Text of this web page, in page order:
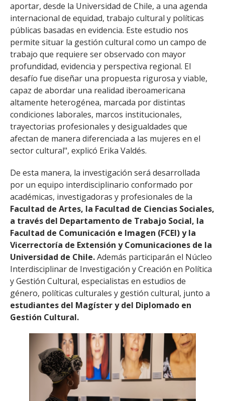
aportar, desde la Universidad de Chile, a una agenda
internacional de equidad, trabajo cultural y políticas
públicas basadas en evidencia. Este estudio nos
permite situar la gestión cultural como un campo de
trabajo que requiere ser observado con mayor
profundidad, evidencia y perspectiva regional. El
desafío fue diseñar una propuesta rigurosa y viable,
capaz de abordar una realidad iberoamericana
altamente heterogénea, marcada por distintas
condiciones laborales, marcos institucionales,
trayectorias profesionales y desigualdades que
afectan de manera diferenciada a las mujeres en el
sector cultural", explicó Erika Valdés.
De esta manera, la investigación será desarrollada
por un equipo interdisciplinario conformado por
académicas, investigadoras y profesionales de la
Facultad de Artes, la Facultad de Ciencias Sociales,
a través del Departamento de Trabajo Social, la
Facultad de Comunicación e Imagen (FCEI) y la
Vicerrectoría de Extensión y Comunicaciones de la
Universidad de Chile.Además participarán el Núcleo
Interdisciplinar de Investigación y Creación en Política
y Gestión Cultural, especialistas en estudios de
género, políticas culturales y gestión cultural, junto a
estudiantes del Magíster y del Diplomado en
Gestión Cultural.